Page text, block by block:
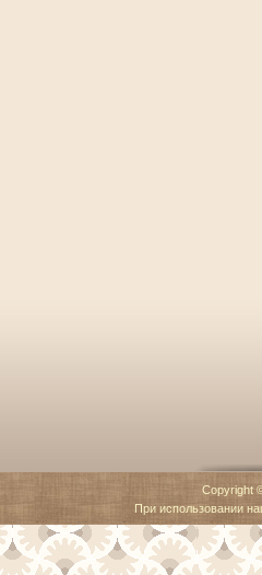
Copyright
При использовании